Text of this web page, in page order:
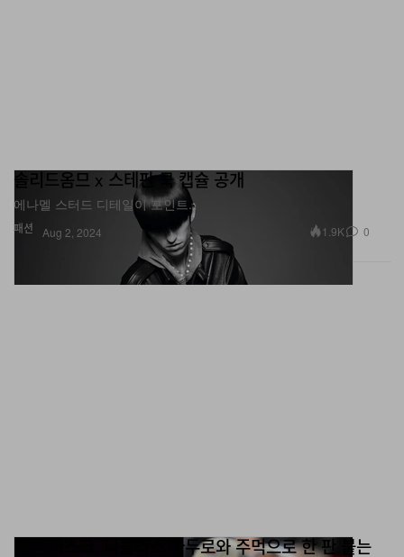
패션
솔리드옴므 x 스테판 쿡 캡슐 공개
에나멜 스터드 디테일이 포인트.
Aug 2, 2024 1.9K 0
일론 머스크, 니콜라스 마두로와 주먹으로 한 판 붙는